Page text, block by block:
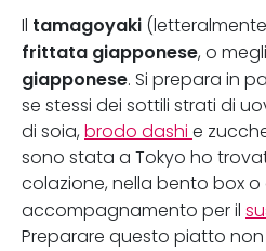
Il tamagoyaki
frittata giapponese, o
giapponese. Si prepara in
se stessi dei sottili strati di
di soia, brodo dashi e
sono stata a Tokyo ho
colazione, nella bento box o
accompagnamento per il
Preparare questo piatto